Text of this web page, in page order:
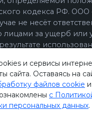
и сервисы
сайта. Оставаясь на
файлов cookie и
с
персональных данных.